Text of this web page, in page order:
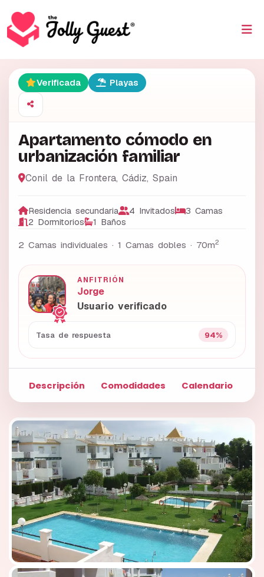
Verificada Playas
Apartamento cómodo en
urbanización familiar
Conil de la Frontera, Cádiz, Spain
Residencia secundaria 4 Invitados
3 Camas
2 Dormitorios
1 Baños
2 Camas individuales · 1 Camas dobles · 70m2
ANFITRIÓN
Jorge
Usuario verificado
Tasa de respuesta 94%
Descripción Comodidades Calendario